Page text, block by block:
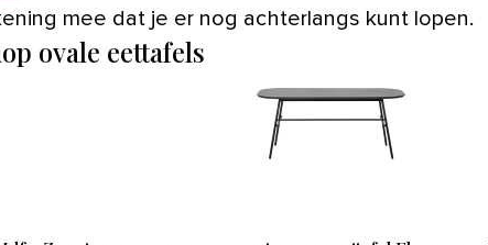
mee dat je er nog achterlangs kunt lopen.
ovale eettafels